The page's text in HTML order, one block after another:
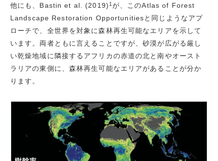
他にも、Bastin et al. (2019) 1が、このAtlas of Forest
Landscape Restoration Opportunitiesと同じようなアプ
ローチで、全世界を対象に森林再生可能なエリアを示して
います。両者ともに言えることですが、砂漠が広がる厳し
い乾燥地域に隣接するアフリカの赤道の北と南やオースト
ラリアの東側に、森林再生可能なエリアがあることが分か
ります。